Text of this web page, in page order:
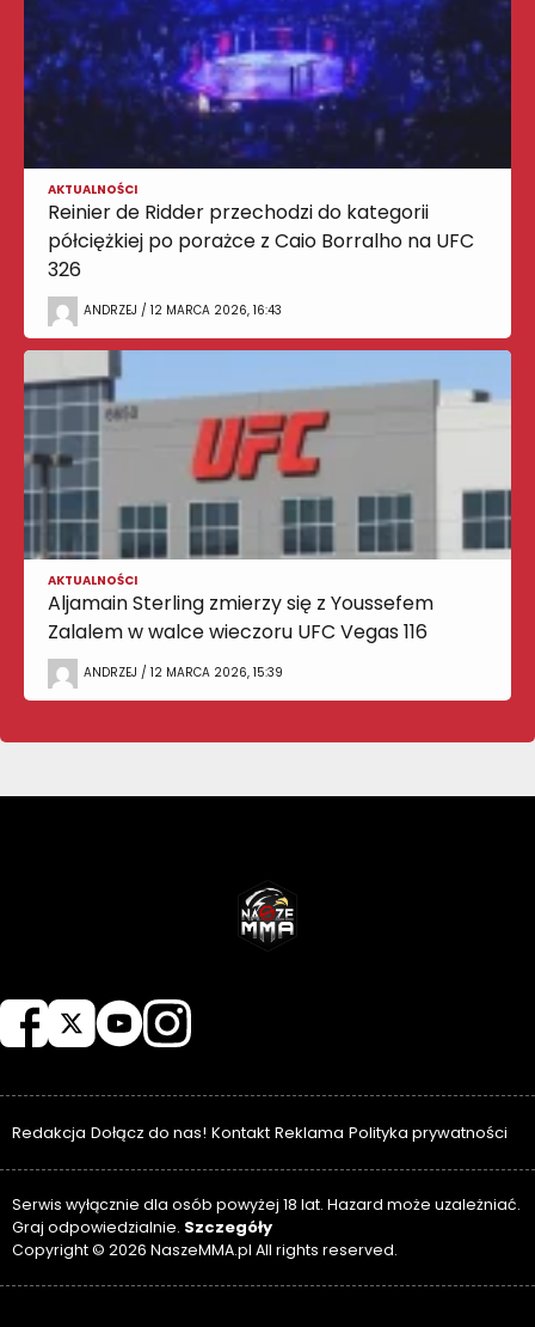
AKTUALNOŚCI
Reinier de Ridder przechodzi do kategorii
półciężkiej po porażce z Caio Borralho na UFC
326
ANDRZEJ / 12 MARCA 2026, 16:43
AKTUALNOŚCI
Aljamain Sterling zmierzy się z Youssefem
Zalalem w walce wieczoru UFC Vegas 116
ANDRZEJ / 12 MARCA 2026, 15:39
Redakcja Dołącz do nas! Kontakt Reklama Polityka prywatności
Serwis wyłącznie dla osób powyżej 18 lat. Hazard może uzależniać.
Graj odpowiedzialnie. Szczegóły
Copyright © 2026 NaszeMMA.pl All rights reserved.